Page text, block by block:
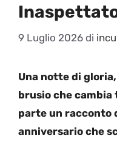
9 Luglio 2026 di
Una notte di
brusio che cambia
parte un racconto
anniversario che